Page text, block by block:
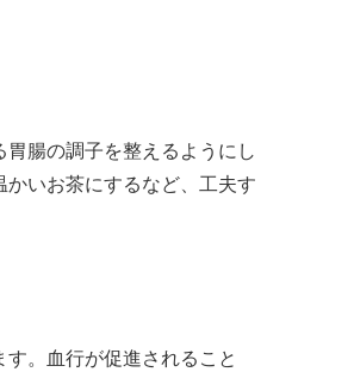
腸の調子を整えるようにし
いお茶にするなど、工夫す
。血行が促進されること